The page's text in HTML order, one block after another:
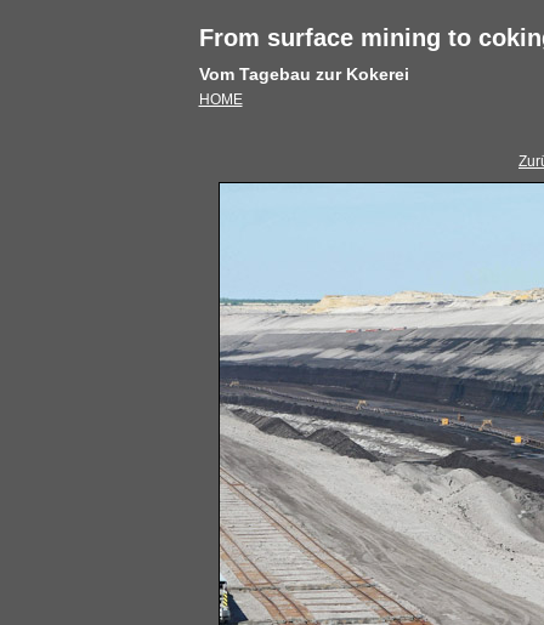
From surface mining to
Vom Tagebau zur Kokerei
HOME